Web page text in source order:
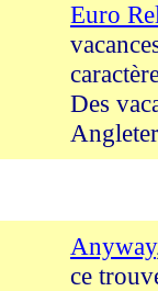
Euro
Des
Anyway
ce